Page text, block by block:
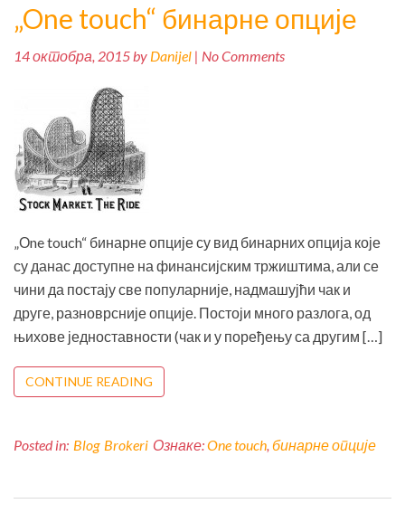
„One touch“ бинарне опције
14 октобра, 2015 by Danijel | No Comments
„Оne touch“ бинарне опције су вид бинарних опција које
су данас доступне на финансијским тржиштима, али се
чини да постају све популарније, надмашујћи чак и
друге, разноврсније опције. Постоји много разлога, од
њихове једноставности (чак и у поређењу са другим […]
CONTINUE READING
Posted in: Blog Brokeri Ознаке:One touch, бинарне опције